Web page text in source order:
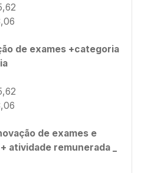
de exames +categoria
de exames e
atividade remunerada _